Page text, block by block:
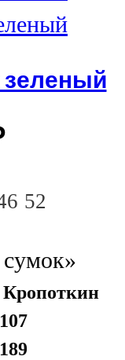
зеленый
52
Кропоткин